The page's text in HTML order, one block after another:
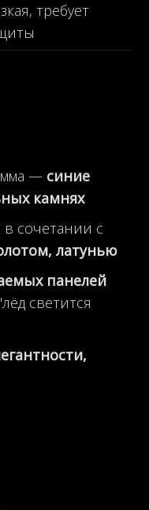
требует
— синие
камнях
сочетании с
латунью
панелей
светится